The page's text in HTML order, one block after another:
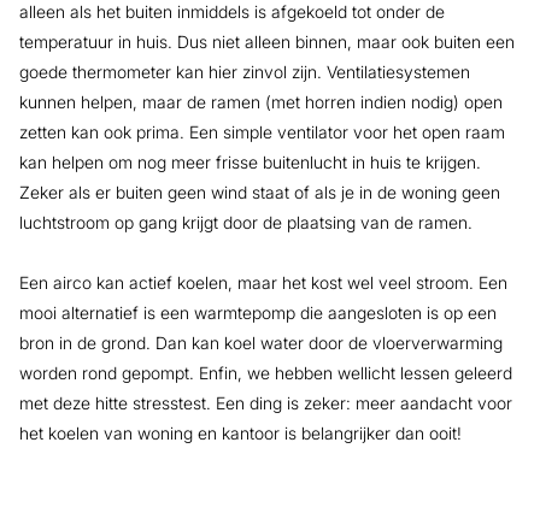
alleen als het buiten inmiddels is afgekoeld tot onder de
temperatuur in huis. Dus niet alleen binnen, maar ook buiten een
goede thermometer kan hier zinvol zijn. Ventilatiesystemen
kunnen helpen, maar de ramen (met horren indien nodig) open
zetten kan ook prima. Een simple ventilator voor het open raam
kan helpen om nog meer frisse buitenlucht in huis te krijgen.
Zeker als er buiten geen wind staat of als je in de woning geen
luchtstroom op gang krijgt door de plaatsing van de ramen.
Een airco kan actief koelen, maar het kost wel veel stroom. Een
mooi alternatief is een warmtepomp die aangesloten is op een
bron in de grond. Dan kan koel water door de vloerverwarming
worden rond gepompt. Enfin, we hebben wellicht lessen geleerd
met deze hitte stresstest. Een ding is zeker: meer aandacht voor
het koelen van woning en kantoor is belangrijker dan ooit!